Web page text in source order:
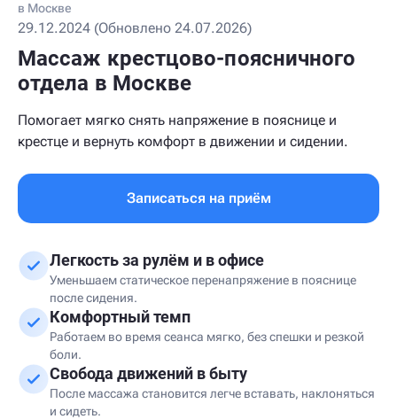
в Москве
29.12.2024 (Обновлено 24.07.2026)
Массаж крестцово-поясничного
отдела в Москве
Помогает мягко снять напряжение в пояснице и
крестце и вернуть комфорт в движении и сидении.
Записаться на приём
Легкость за рулём и в офисе
Уменьшаем статическое перенапряжение в пояснице
после сидения.
Комфортный темп
Работаем во время сеанса мягко, без спешки и резкой
боли.
Свобода движений в быту
После массажа становится легче вставать, наклоняться
и сидеть.